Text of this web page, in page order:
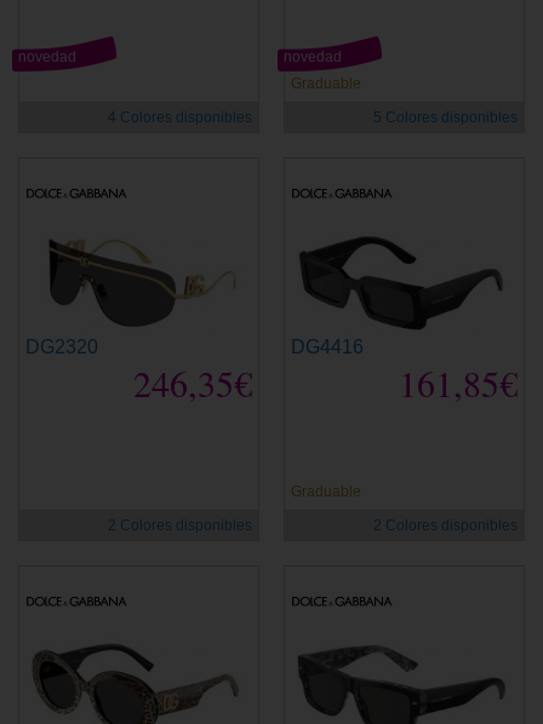
novedad
4 Colores disponibles
Graduable
novedad
5 Colores disponibles
DG2320
246,35€
2 Colores disponibles
DG4416
161,85€
Graduable
2 Colores disponibles